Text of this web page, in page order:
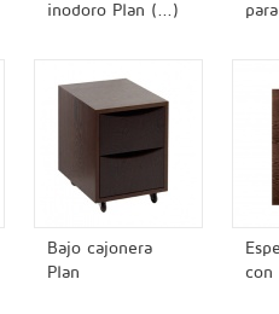
inodoro Plan (...)
Bajo cajonera
Plan
con